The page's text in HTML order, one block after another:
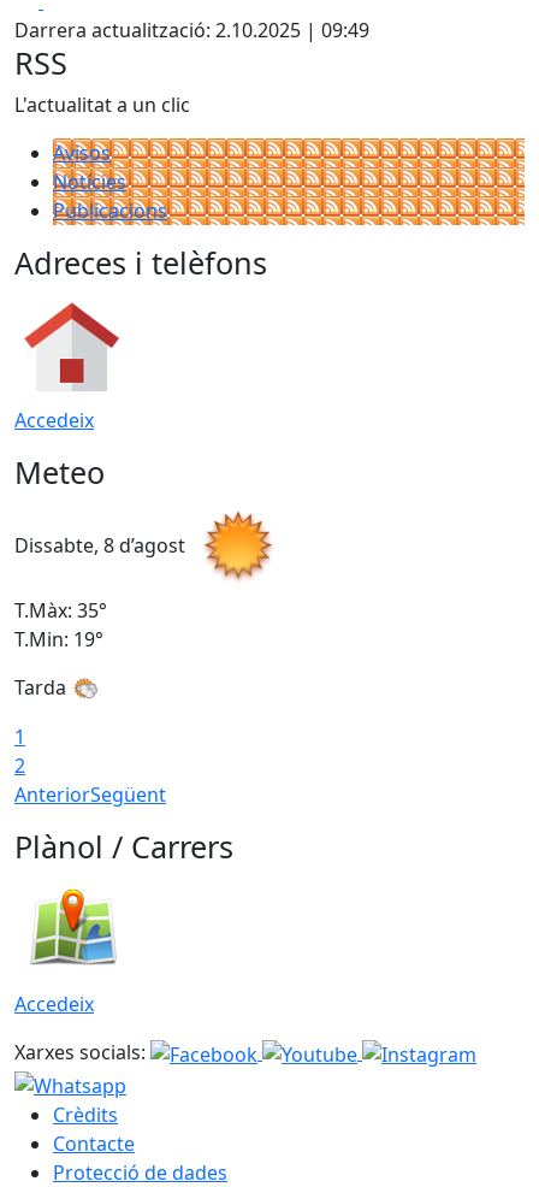
Darrera actualització: 2.10.2025 | 09:49
RSS
L'actualitat a un clic
Avisos
Notícies
Publicacions
Adreces i telèfons
Accedeix
Meteo
Dissabte, 8 d’agost
T.Màx: 35°
T.Min: 19°
Tarda
1
2
AnteriorSegüent
Plànol / Carrers
Accedeix
Xarxes socials:
Crèdits
Contacte
Protecció de dades